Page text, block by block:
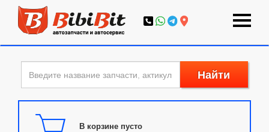
Найти
В корзине пусто